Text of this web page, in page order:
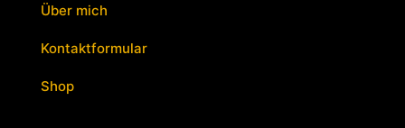
Über mich
Kontaktformular
Shop